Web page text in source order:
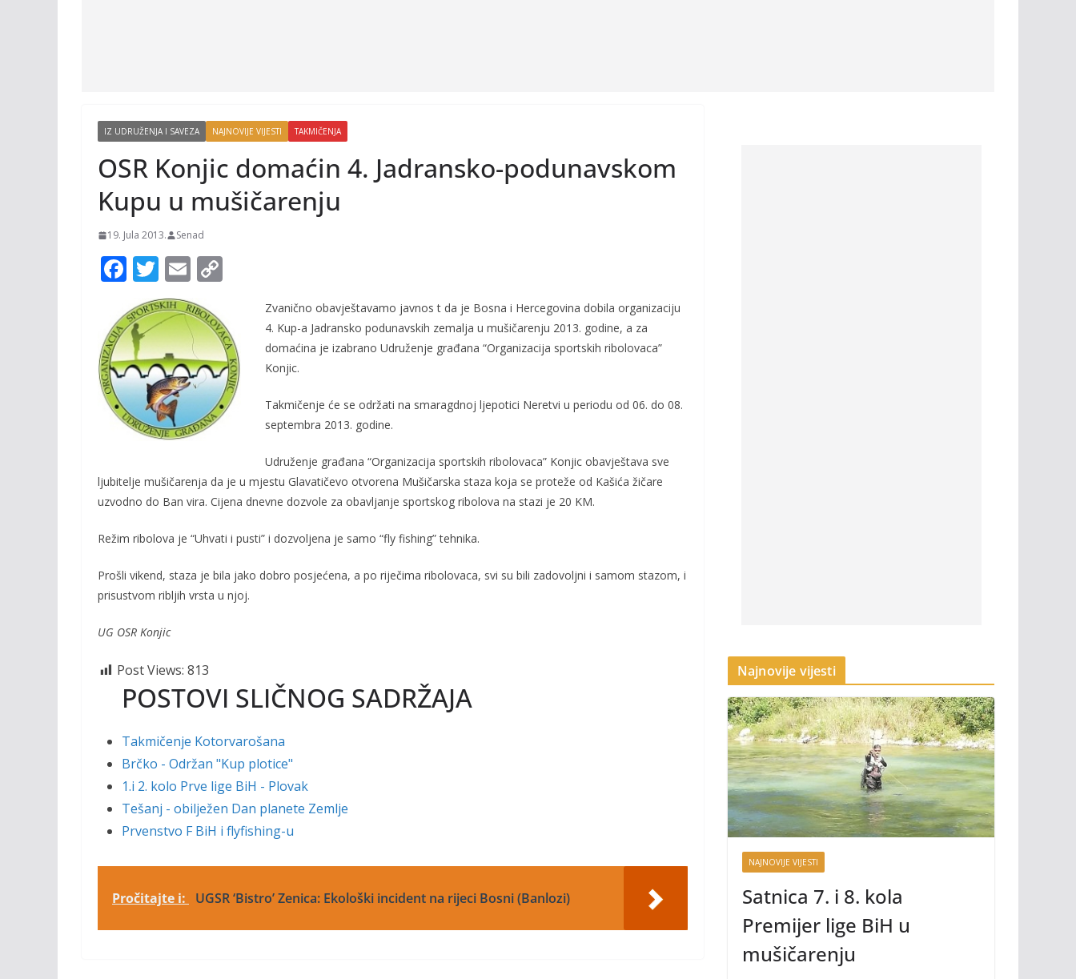
IZ UDRUŽENJA I SAVEZA NAJNOVIJE VIJESTI TAKMIČENJA
OSR Konjic domaćin 4. Jadransko-podunavskom
Kupu u mušičarenju
19. Jula 2013. Senad
F
ac
e
b
o
o
k
T
w
itt
er
E
m
ai
l
p
y
Li
n
k
Zvanično obavještavamo javnos t da je Bosna i Hercegovina dobila organizaciju
4. Kup-a Jadransko podunavskih zemalja u mušičarenju 2013. godine, a za
domaćina je izabrano Udruženje građana “Organizacija sportskih ribolovaca”
Konjic.
Takmičenje će se održati na smaragdnoj ljepotici Neretvi u periodu od 06. do 08.
septembra 2013. godine.
Udruženje građana “Organizacija sportskih ribolovaca” Konjic obavještava sve
ljubitelje mušičarenja da je u mjestu Glavatičevo otvorena Mušičarska staza koja se proteže od Kašića žičare
uzvodno do Ban vira. Cijena dnevne dozvole za obavljanje sportskog ribolova na stazi je 20 KM.
Režim ribolova je “Uhvati i pusti” i dozvoljena je samo “fly fishing” tehnika.
Prošli vikend, staza je bila jako dobro posjećena, a po riječima ribolovaca, svi su bili zadovoljni i samom stazom, i
prisustvom ribljih vrsta u njoj.
UG OSR Konjic
Post Views: 813
POSTOVI SLIČNOG SADRŽAJA
Takmičenje Kotorvarošana
Brčko - Održan "Kup plotice"
1.i 2. kolo Prve lige BiH - Plovak
Tešanj - obilježen Dan planete Zemlje
Prvenstvo F BiH i flyfishing-u
Pročitajte i: UGSR ‘Bistro’ Zenica: Ekološki incident na rijeci Bosni (Banlozi)
Najnovije vijesti
NAJNOVIJE VIJESTI
Satnica 7. i 8. kola
Premijer lige BiH u
mušičarenju